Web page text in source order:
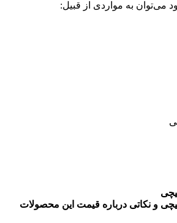
می‌توان به مواردی از قبیل:
و نکاتی درباره قیمت این محصولات